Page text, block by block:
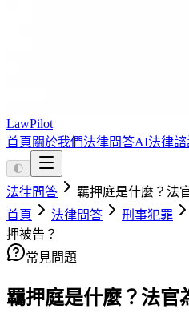
LawPilot
首頁 關於我們法律問答AI法律諮
🌓
法律問答
羈押庭是什麼？法
首頁
法律問答 刑事犯罪
押被告？
常見問題
羈押庭是什麼？法官